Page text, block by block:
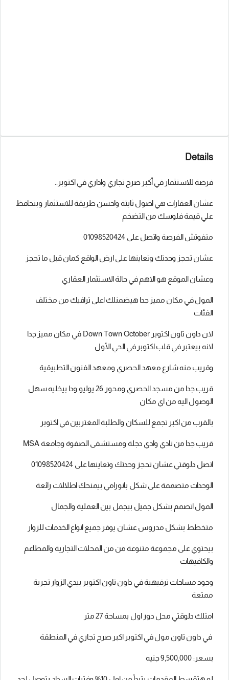
Details
فرصة للاستثمار في أكبر صرح تجاري واداري في اكتوبر..
عشان العقارات هي اصول ثابتة واحسن طريقة للاستثمار وبتحافظ
علي قيمة فلوسك من التضخم
متفوتش الفرصة واتصل على 01098520424
عشان تحجز وحدتك وتعاينها على ارض الواقع كمان قبل ما تحجز
وعشان الموقع هو الاهم في حالة الاستثمار العقاري
المول في مكان مميز جدا هيضمنلك اعلى ترافيك من مختلف
الفئات
لان داون تاون اكتوبر Down Town October في مكان مميز جدا
لانه بيعتبر في قلب اكتوبر في الحي الأول
وقريب منه شارع معهد الحصري ومعهد الفنون التطبيقية
قريب جدا من مسجد الحصري ومحور 26 يوليو ودا بيخليه سهل
الوصول اليه من اي مكان
بالقرب من اكبر تجمع للسكان والطلبة المغتربين في اكتوبر
قريب جدا من نادي وادي دجلة ومستشفى الصفوة وجامعة MSA
اتصل دلوقتي عشان تحجز وحدتك وتعاينها على 01098520424
الوحدات متصممة على شكل بانورامي بيمنحك اطلالات رائعة
المول اتصمم بشكل جميل بيجمل بين العملية والجمال
متخطط بشكل مدروس عشان يوفر جميع انواع الخدمات للزوار
بيحتوي على مجموعة متنوعة من من المحلات التجارية والمطاعم
والكافيهات
وجود مساحات ترفيهية في داون تاون اكتوبر بيدي الزوار تجربة
ممتعة
امتلك دلوقتي محل دور اول بمساحة 27 متر
في داون تاون مول في اكتوبر اكبر صرح تجاري في المنطقة
بسعر: 9,500,000 جنيه